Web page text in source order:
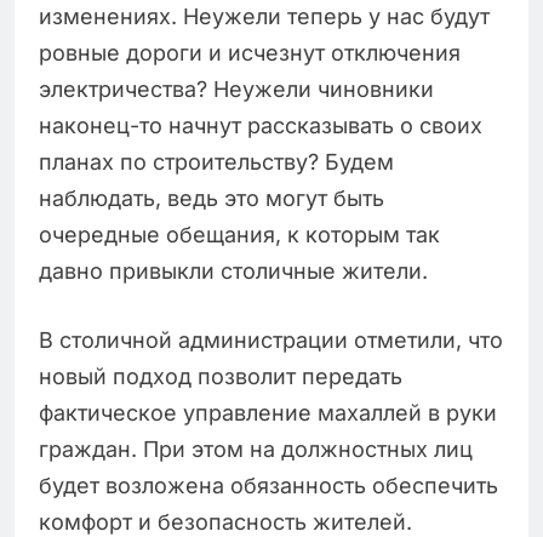
изменениях. Неужели теперь у нас будут
ровные дороги и исчезнут отключения
электричества? Неужели чиновники
наконец-то начнут рассказывать о своих
планах по строительству? Будем
наблюдать, ведь это могут быть
очередные обещания, к которым так
давно привыкли столичные жители.
В столичной администрации отметили, что
новый подход позволит передать
фактическое управление махаллей в руки
граждан. При этом на должностных лиц
будет возложена обязанность обеспечить
комфорт и безопасность жителей.